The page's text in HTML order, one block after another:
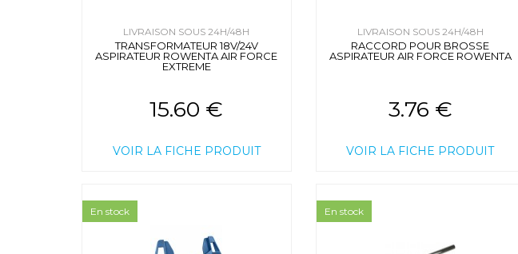
LIVRAISON SOUS 24H/48H
TRANSFORMATEUR 18V/24V
ASPIRATEUR ROWENTA AIR FORCE
EXTREME
15.60 €
VOIR LA FICHE PRODUIT
LIVRAISON SOUS 24H/48H
RACCORD POUR BROSSE
ASPIRATEUR AIR FORCE ROWENTA
3.76 €
VOIR LA FICHE PRODUIT
En stock En stock